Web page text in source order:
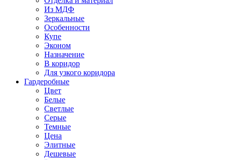
Из МДФ
Зеркальные
Особенности
Купе
Эконом
Назначение
В коридор
Для узкого коридора
Гардеробные
Цвет
Белые
Светлые
Серые
Темные
Цена
Элитные
Дешевые